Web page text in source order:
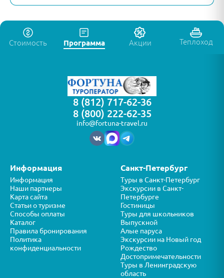
Стоимость Программа Акции Теплоход
8 (812) 717-62-36
8 (800) 222-62-35
info@fortuna-travel.ru
Информация
Информация
Наши партнеры
Карта сайта
Статьи о туризме
Способы оплаты
Каталог
Правила бронирования
Политика
конфиденциальности
Санкт-Петербург
Туры в Санкт-Петербург
Экскурсии в Санкт-
Петербурге
Гостиницы
Туры для школьников
Выпускной
Алые паруса
Экскурсии на Новый год
Рождество
Достопримечательности
Туры в Ленинградскую
область